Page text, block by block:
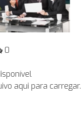
0
aqui para carregar.